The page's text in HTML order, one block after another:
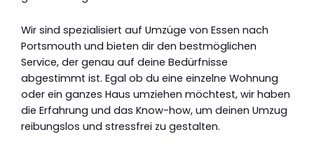
Wir sind spezialisiert auf Umzüge von Essen nach
Portsmouth und bieten dir den bestmöglichen
Service, der genau auf deine Bedürfnisse
abgestimmt ist. Egal ob du eine einzelne Wohnung
oder ein ganzes Haus umziehen möchtest, wir haben
die Erfahrung und das Know-how, um deinen Umzug
reibungslos und stressfrei zu gestalten.